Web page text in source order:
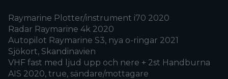
Raymarine Plotter/instrument i70 2020
Radar Raymarine 4k 2020
Autopilot Raymarine S3, nya o-ringar 2021
Sjökort, Skandinavien
VHF fast med ljud upp och nere + 2st Handburna
AIS 2020, true, sändare/mottagare